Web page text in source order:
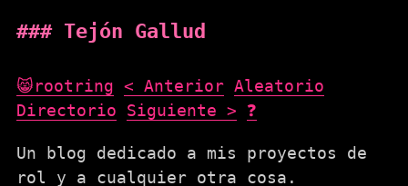
Tejón Gallud
Un blog dedicado a mis proyectos de
rol y a cualquier otra cosa.
😸rootring < Anterior Aleatorio
Directorio
Siguiente > ❓